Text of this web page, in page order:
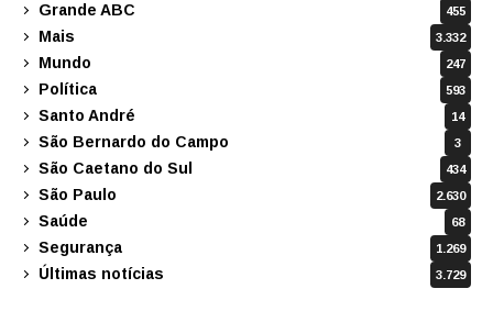
Grande ABC 455
Mais 3.332
Mundo 247
Política 593
Santo André 14
São Bernardo do Campo 3
São Caetano do Sul 434
São Paulo 2.630
Saúde 68
Segurança 1.269
Últimas notícias 3.729